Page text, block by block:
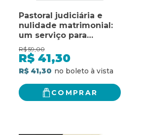
Pastoral judiciária e
nulidade matrimonial:
um serviço para
favorecer o acesso ao
judiciário da igreja e a
celebridade do
processo
R$ 59,00
R$ 41,30
R$ 41,30
COMPRAR